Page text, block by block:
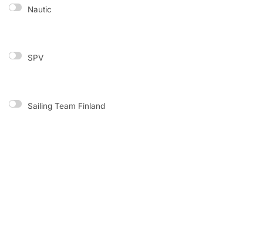
Nautic
SPV
Sailing Team Finland